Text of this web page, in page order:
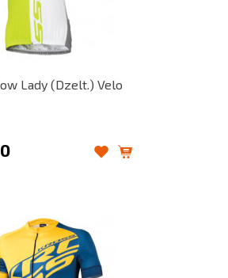
Lady (Dzelt.) Velo